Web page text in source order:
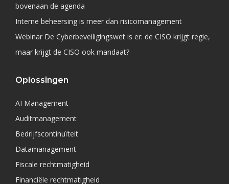
bovenaan de agenda
Interne beheersing is meer dan risicomanagement
Webinar De Cyberbeveiligingswet is er: de CISO krijgt regie,
maar krijgt de CISO ook mandaat?
Oplossingen
AI Management
Auditmanagement
Bedrijfscontinuïteit
Datamanagement
Fiscale rechtmatigheid
Financiële rechtmatigheid